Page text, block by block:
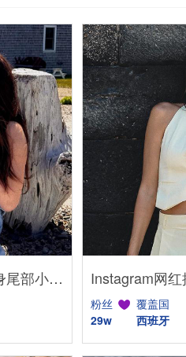
TikTok网红推荐:美国健身尾部小博主建联
粉丝
29w
覆盖国
西班牙